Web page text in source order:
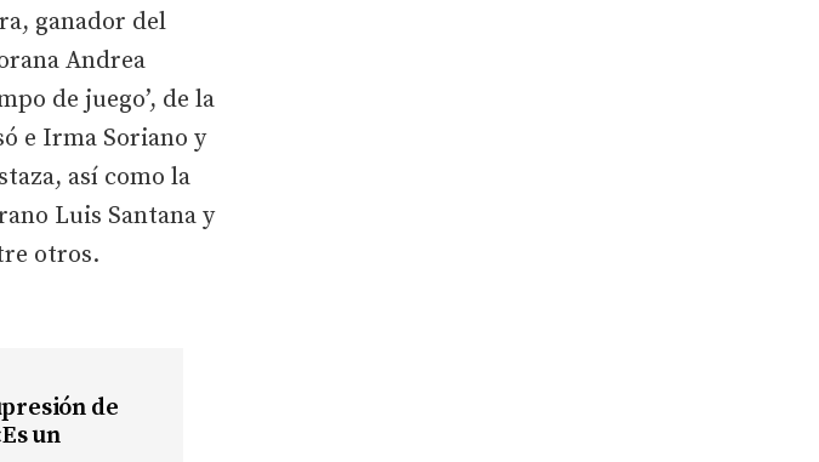
ganador del
Andrea
de juego’, de la
e Irma Soriano y
así como la
Luis Santana y
otros.
de
un